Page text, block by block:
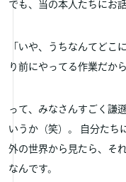
でも、当の本人たちにお
「いや、うちなんてどこ
り前にやってる作業だか
って、みなさんすごく謙
いうか（笑）。 自分たち
外の世界から見たら、そ
なんです。